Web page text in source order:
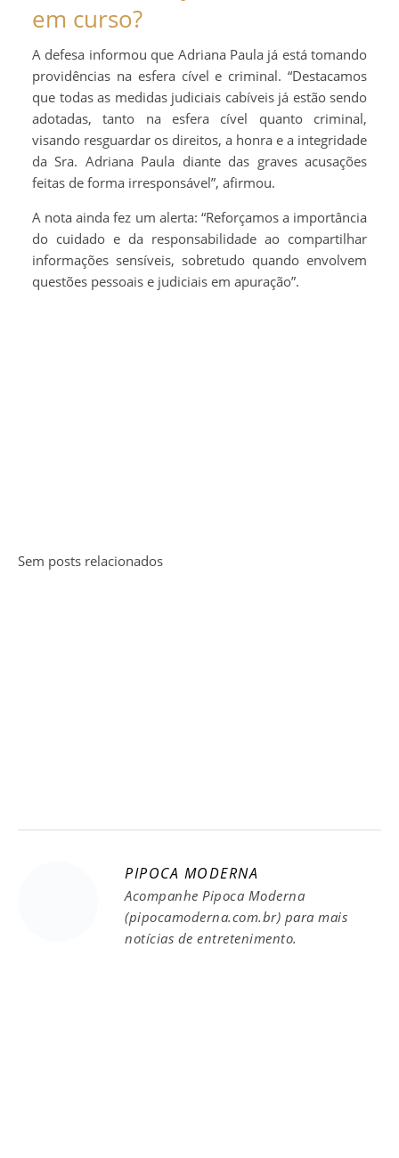
em curso?
A defesa informou que Adriana Paula já está tomando
providências na esfera cível e criminal. “Destacamos
que todas as medidas judiciais cabíveis já estão sendo
adotadas, tanto na esfera cível quanto criminal,
visando resguardar os direitos, a honra e a integridade
da Sra. Adriana Paula diante das graves acusações
feitas de forma irresponsável”, afirmou.
A nota ainda fez um alerta: “Reforçamos a importância
do cuidado e da responsabilidade ao compartilhar
informações sensíveis, sobretudo quando envolvem
questões pessoais e judiciais em apuração”.
Sem posts relacionados
PIPOCA MODERNA
Acompanhe Pipoca Moderna
(pipocamoderna.com.br) para mais
notícias de entretenimento.